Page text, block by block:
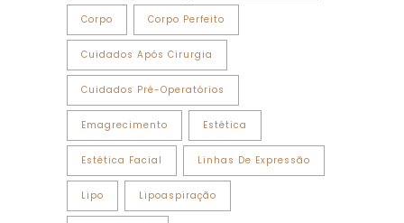
Corpo Corpo Perfeito
Cuidados Após Cirurgia
Cuidados Pré-Operatórios
Emagrecimento Estética
Estética Facial Linhas De Expressão
Lipo Lipoaspiração